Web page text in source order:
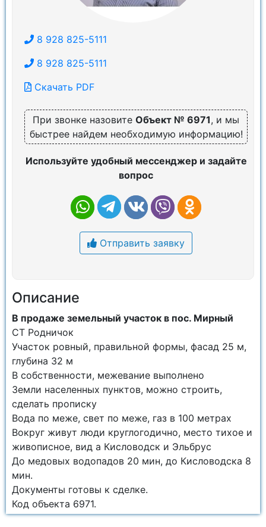
8 928 825-5111
8 928 825-5111
Скачать PDF
При звонке назовите Объект № 6971, и мы
быстрее найдем необходимую информацию!
Используйте удобный мессенджер и задайте
вопрос
Отправить заявку
Описание
В продаже земельный участок в пос. Мирный
СТ Родничок
Участок ровный, правильной формы, фасад 25 м,
глубина 32 м
В собственности, межевание выполнено
Земли населенных пунктов, можно строить,
сделать прописку
Вода по меже, свет по меже, газ в 100 метрах
Вокруг живут люди круглогодично, место тихое и
живописное, вид а Кисловодск и Эльбрус
До медовых водопадов 20 мин, до Кисловодска 8
мин.
Документы готовы к сделке.
Код объекта 6971.